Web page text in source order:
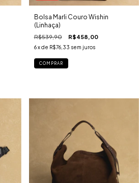
Bolsa Marli Couro Wishin
(Linhaça)
R$539,90 R$458,00
6 x de R$76,33 sem juros
COMPRAR